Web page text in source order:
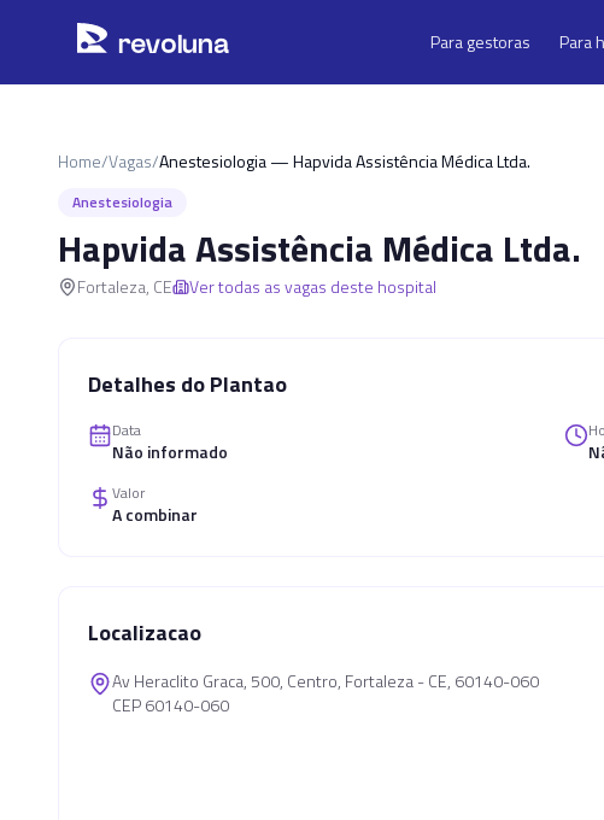
revoluna Para gestoras Para
Home/Vagas/Anestesiologia — Hapvida Assistência Médica Ltda.
Anestesiologia
Hapvida Assistência Médica Ltda.
Fortaleza, CE Ver todas as vagas deste hospital
Detalhes do Plantao
Data
Não informado
Valor
A combinar
Localizacao
Av Heraclito Graca, 500, Centro, Fortaleza - CE, 60140-060
CEP 60140-060